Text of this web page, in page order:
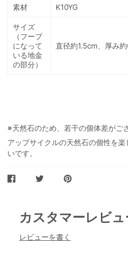
素材 K10YG
サイズ
（フープ
になって
いる地金
の部分）
直径約1.5cm、厚み
※天然石のため、若干の個体差がご
アップサイクルの天然石の個性を
いです。
FACEBOOKTWITTER
ト
PINTEREST
カスタマーレビ
レビューを書く